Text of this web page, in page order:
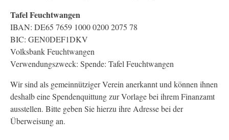
Tafel Feuchtwangen
IBAN: DE65 7659 1000 0200 2075 78
BIC: GEN0DEF1DKV
Volksbank Feuchtwangen
Verwendungszweck: Spende: Tafel Feuchtwangen
Wir sind als gemeinnütziger Verein anerkannt und können ihnen
deshalb eine Spendenquittung zur Vorlage bei ihrem Finanzamt
ausstellen. Bitte geben Sie hierzu ihre Adresse bei der
Überweisung an.